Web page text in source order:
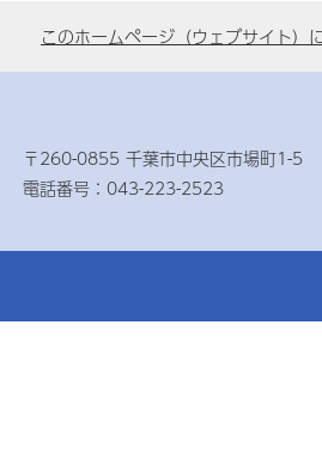
このホームページ（ウェブサイト）
〒260-0855 千葉市中央区市場町1-5
電話番号：043-223-2523